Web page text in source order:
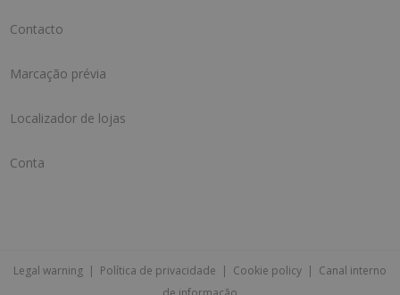
Contacto
Marcação prévia
Localizador de lojas
Conta
Legal warning | Política de privacidade | Cookie policy | Canal interno